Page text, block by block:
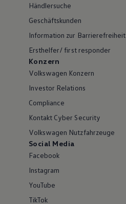
Händlersuche
Geschäftskunden
Information zur Barrierefreiheit
Ersthelfer/ first responder
Konzern
Volkswagen Konzern
Investor Relations
Compliance
Kontakt Cyber Security
Volkswagen Nutzfahrzeuge
Social Media
Facebook
Instagram
YouTube
TikTok